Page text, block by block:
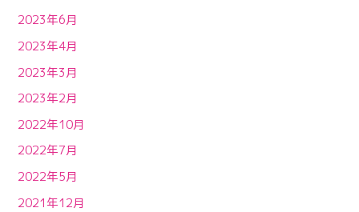
2023年6月
2023年4月
2023年3月
2023年2月
2022年10月
2022年7月
2022年5月
2021年12月